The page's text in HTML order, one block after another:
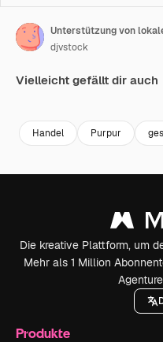
Unterstützung von
djvstock
Vielleicht gefällt dir auch
Handel Purpur
Die kreative Plattform, um
Mehr als 1 Million
Produkte